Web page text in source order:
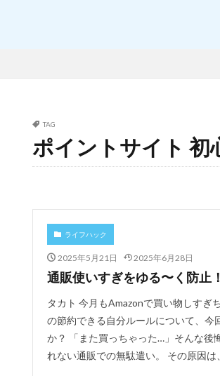
TAG
ポイントサイト 初
ライフハック
2025年5月21日 2025年6月28日
通販使いすぎをゆる〜く防止
タカト 今月もAmazonで買い物しすぎ
の節約できる自分ルールについて、今
か？ 「また買っちゃった…」そんな後
れない通販での無駄遣い。 その原因